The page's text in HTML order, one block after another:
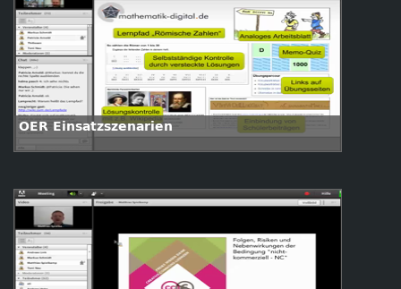
OER Einsatzszenarien